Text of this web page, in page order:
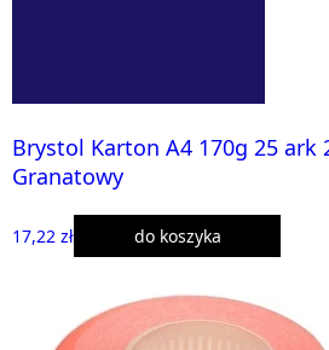
Brystol Karton A4 170g 25 ark
Granatowy
17,22 zł do koszyka